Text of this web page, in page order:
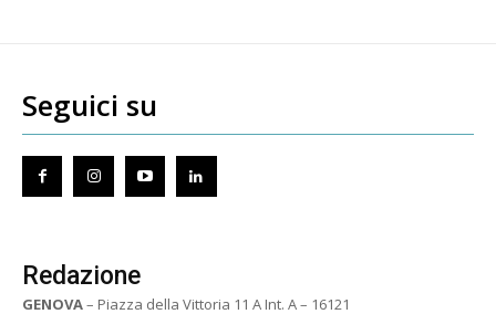
Seguici su
Redazione
GENOVA– Piazza della Vittoria 11 A Int. A – 16121